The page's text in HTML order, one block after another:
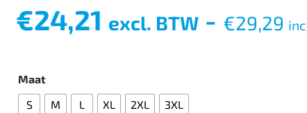
€24,21 excl. BTW - €29,29
Maat
S
M L XL 2XL 3XL